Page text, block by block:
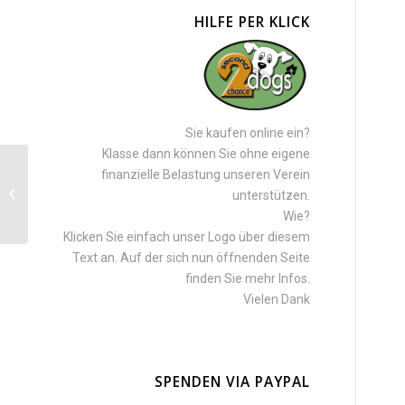
HILFE PER KLICK
Sie kaufen online ein?
Klasse dann können Sie ohne eigene
finanzielle Belastung unseren Verein
unterstützen.
Wie?
Klicken Sie einfach unser Logo über diesem
Text an. Auf der sich nun öffnenden Seite
finden Sie mehr Infos.
Vielen Dank
SPENDEN VIA PAYPAL